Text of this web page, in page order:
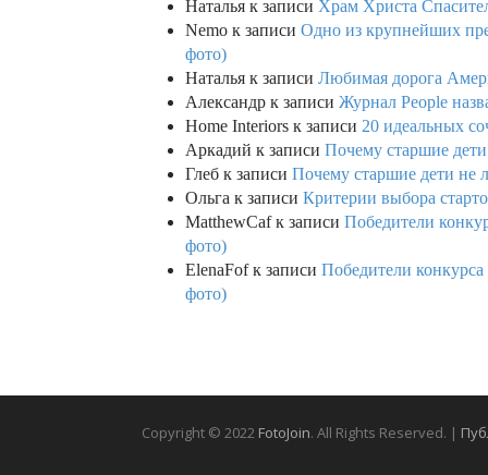
Наталья к записи Храм Христа
Nemo к записи Одно из крупнейших
фото)
Наталья к записи Любимая дорога
Александр к записи Журнал People
Home Interiors к записи 20 идеальных
Аркадий к записи Почему старшие
Глеб к записи Почему старшие дети не
Ольга к записи Критерии выбора
MatthewCafк записи Победители
фото)
ElenaFofк записи Победители
фото)
Copyright © 2022 FotoJoin. All Rights Reserved. |